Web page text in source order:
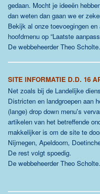
gedaan. Mocht je ideeën
dan weten dan gaan we er
Bekijk al onze toevoegingen
hoofdmenu op “Laatste
De webbeheerder Theo Scholte.
SITE INFORMATIE D.D. 16
Net zoals bij de Landelijke
Districten en landgroepen aan
(lange) drop down menu's
artikelen van het betreffende
makkelijker is om de site te
Nijmegen, Apeldoorn,
De rest volgt spoedig.
De webbeheerder Theo Scholte.